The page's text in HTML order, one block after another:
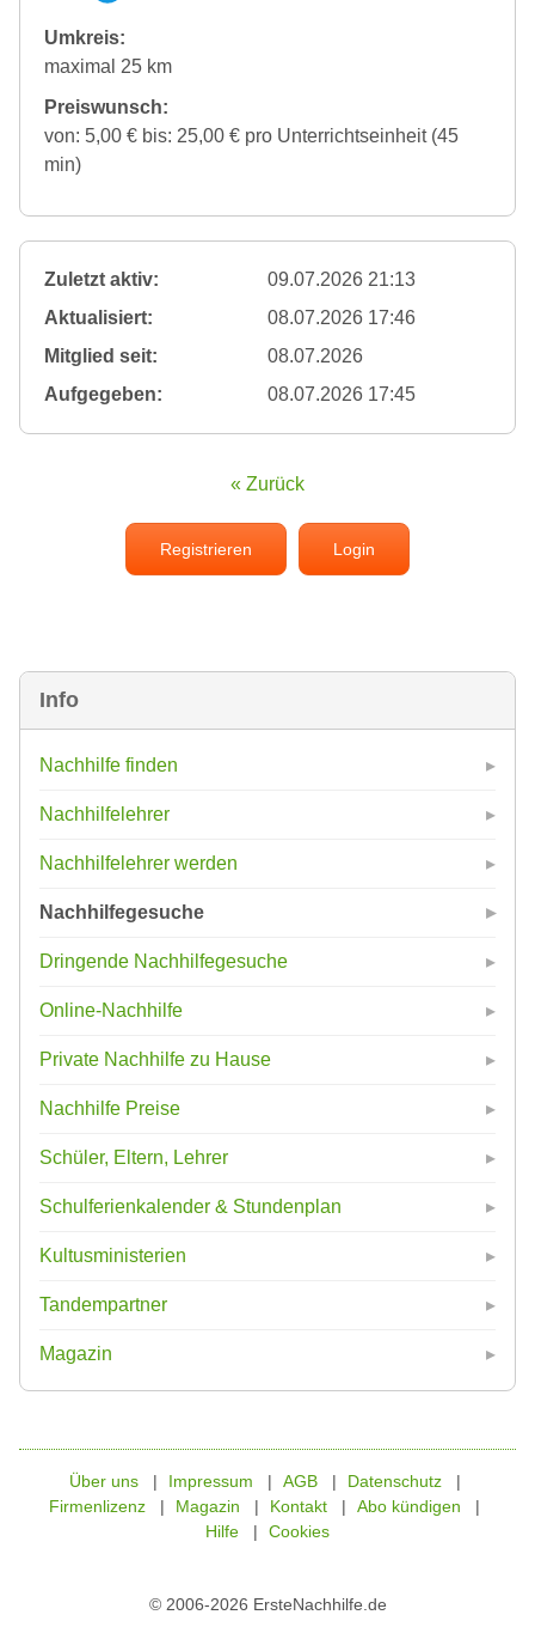
Info
Nachhilfe finden
Nachhilfelehrer
Nachhilfelehrer werden
Nachhilfegesuche
Dringende Nachhilfegesuche
Online-Nachhilfe
Private Nachhilfe zu Hause
Nachhilfe Preise
Schüler, Eltern, Lehrer
Schulferienkalender & Stundenplan
Kultusministerien
Tandempartner
Magazin
Umkreis:
maximal 25 km
Preiswunsch:
von: 5,00 € bis: 25,00 € pro Unterrichtseinheit (45
min)
Zuletzt aktiv:
09.07.2026 21:13
Aktualisiert:
08.07.2026 17:46
Mitglied seit:
08.07.2026
Aufgegeben:
08.07.2026 17:45
« Zurück
Registrieren Login
© 2006-2026 ErsteNachhilfe.de
Über uns Impressum AGB
Datenschutz
Firmenlizenz
Magazin Kontakt
Abo kündigen
Hilfe
Cookies